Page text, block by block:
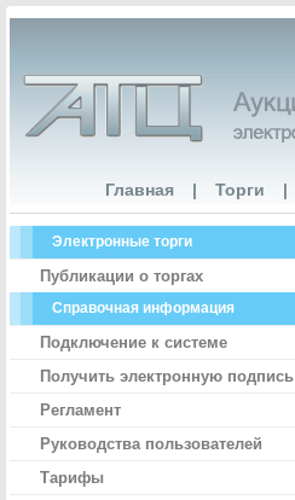
Главная | Торги |
Электронные торги
Публикации о торгах
Справочная информация
Подключение к системе
Получить электронную подпись
Регламент
Руководства пользователей
Тарифы